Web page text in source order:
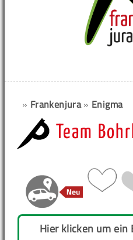
» Frankenjura» Enigma
Team
Hier klicken um ein